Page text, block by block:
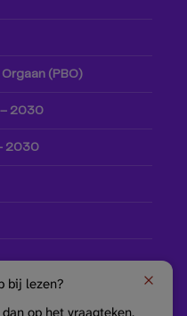
(PBO)
2030
2030
bij lezen?
op het vraagteken.